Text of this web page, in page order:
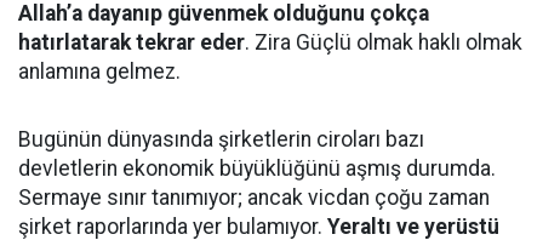
Allah’a dayanıp güvenmek olduğunu çokça
hatırlatarak tekrar eder. Zira Güçlü olmak haklı olmak
anlamına gelmez.
Bugünün dünyasında şirketlerin ciroları bazı
devletlerin ekonomik büyüklüğünü aşmış durumda.
Sermaye sınır tanımıyor; ancak vicdan çoğu zaman
şirket raporlarında yer bulamıyor. Yeraltı ve yerüstü